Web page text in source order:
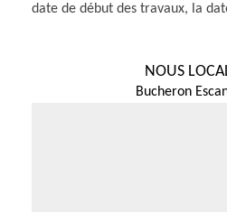
date de début des travaux, la
NOUS
Bucheron